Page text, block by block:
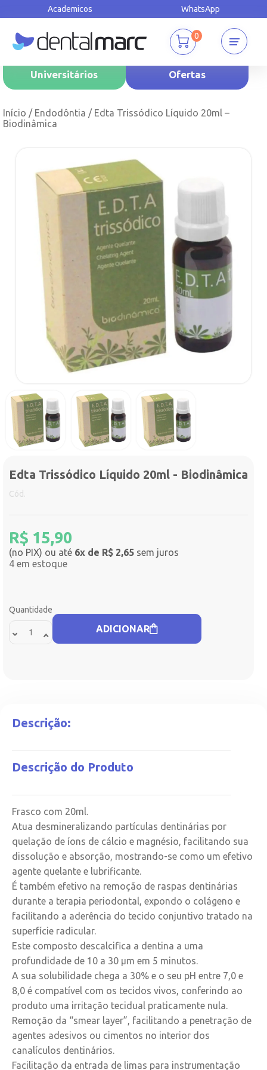
Academicos WhatsApp
0
Universitários Ofertas
Início / Endodôntia / Edta Trissódico Líquido 20ml –
Biodinâmica
Edta Trissódico Líquido 20ml - Biodinâmica
Cód.
R$ 15,90
(no PIX) ou até 6x de R$ 2,65 sem juros
4 em estoque
Quantidade
ADICIONAR
Descrição:
Descrição do Produto
Frasco com 20ml.
Atua desmineralizando partículas dentinárias por
quelação de íons de cálcio e magnésio, facilitando sua
dissolução e absorção, mostrando-se como um efetivo
agente quelante e lubrificante.
É também efetivo na remoção de raspas dentinárias
durante a terapia periodontal, expondo o colágeno e
facilitando a aderência do tecido conjuntivo tratado na
superfície radicular.
Este composto descalcifica a dentina a uma
profundidade de 10 a 30 µm em 5 minutos.
A sua solubilidade chega a 30% e o seu pH entre 7,0 e
8,0 é compatível com os tecidos vivos, conferindo ao
produto uma irritação tecidual praticamente nula.
Remoção da “smear layer”, facilitando a penetração de
agentes adesivos ou cimentos no interior dos
canalículos dentinários.
Facilitação da entrada de limas para instrumentação